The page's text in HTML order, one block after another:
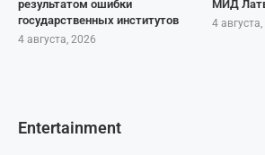
результатом ошибки
государственных институтов
4 августа, 2026
МИД
4
Entertainment